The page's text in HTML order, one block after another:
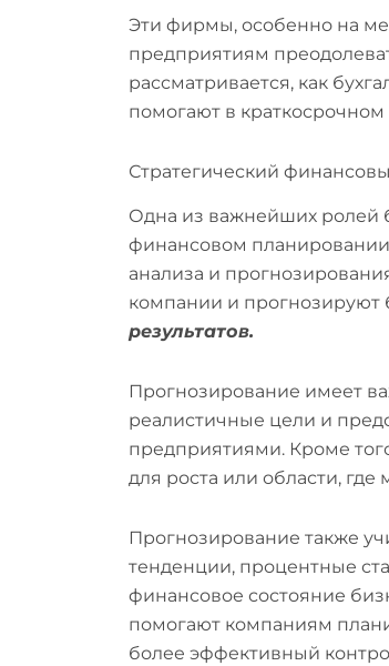
Эти фирмы, особенно на
предприятиям
рассматривается, как
помогают в
Стратегический
Одна из важнейших ролей
финансовом
анализа и
компании и прогнозируют
результатов.
Прогнозирование имеет
реалистичные цели и
предприятиями. Кроме
для роста или области, где
Прогнозирование также
тенденции, процентные
финансовое состояние
помогают компаниям
более эффективный